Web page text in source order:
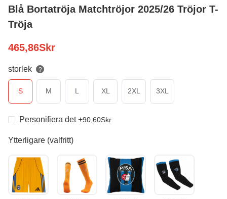
Blå Bortatröja Matchtröjor 2025/26 Tröjor T-
Tröja
465,86Skr
storlek ?
S M L XL 2XL 3XL
Personifiera det+90,60Skr
Ytterligare (valfritt)